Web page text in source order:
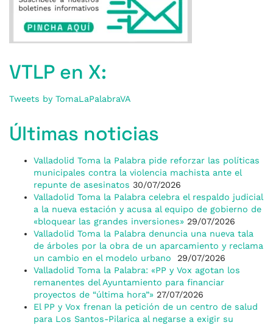
VTLP en X:
Tweets by TomaLaPalabraVA
Últimas noticias
Valladolid Toma la Palabra pide reforzar las políticas
municipales contra la violencia machista ante el
repunte de asesinatos 30/07/2026
Valladolid Toma la Palabra celebra el respaldo judicial
a la nueva estación y acusa al equipo de gobierno de
«bloquear las grandes inversiones» 29/07/2026
Valladolid Toma la Palabra denuncia una nueva tala
de árboles por la obra de un aparcamiento y reclama
un cambio en el modelo urbano
29/07/2026
Valladolid Toma la Palabra: «PP y Vox agotan los
remanentes del Ayuntamiento para financiar
proyectos de “última hora”» 27/07/2026
El PP y Vox frenan la petición de un centro de salud
para Los Santos-Pilarica al negarse a exigir su